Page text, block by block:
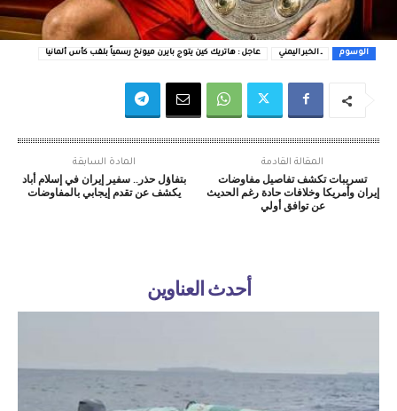
الوسوم ـ الخبر اليمني عاجل : هاتريك كين يتوج بايرن ميونخ رسمياً بلقب كأس ألمانيا
المادة السابقة
بتفاؤل حذر.. سفير إيران في إسلام أباد
يكشف عن تقدم إيجابي بالمفاوضات
المقالة القادمة
تسريبات تكشف تفاصيل مفاوضات
إيران وأمريكا وخلافات حادة رغم الحديث
عن توافق أولي
أحدث العناوين